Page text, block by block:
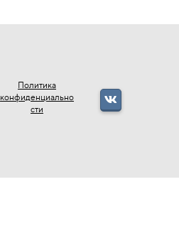
Политика
конфиденциально
сти